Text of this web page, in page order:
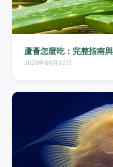
蘆薈怎麼吃：完整指南
2025年09月02日